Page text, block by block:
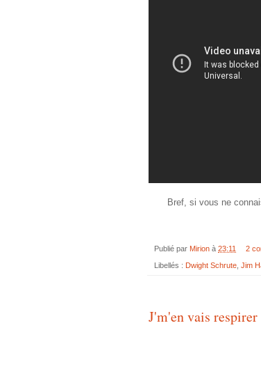
Bref, si vous ne
Publié par Mirion à 23:11 2
Libellés : Dwight Schrute Jim
J'm'en vais